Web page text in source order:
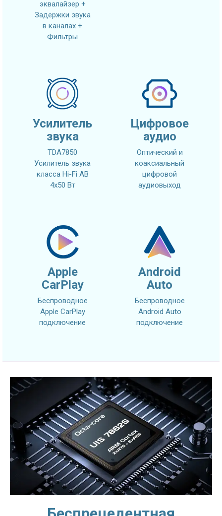
эквалайзер +
Задержки звука
в каналах +
Фильтры
Усилитель
звука
TDA7850
Усилитель звука
класса Hi-Fi AB
4x50 Вт
Цифровое
аудио
Оптический и
коаксиальный
цифровой
аудиовыход
Apple
CarPlay
Беспроводное
Apple CarPlay
подключение
Android
Auto
Беспроводное
Android Auto
подключение